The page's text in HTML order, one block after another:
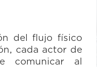
del flujo físico
cada actor de
comunicar al